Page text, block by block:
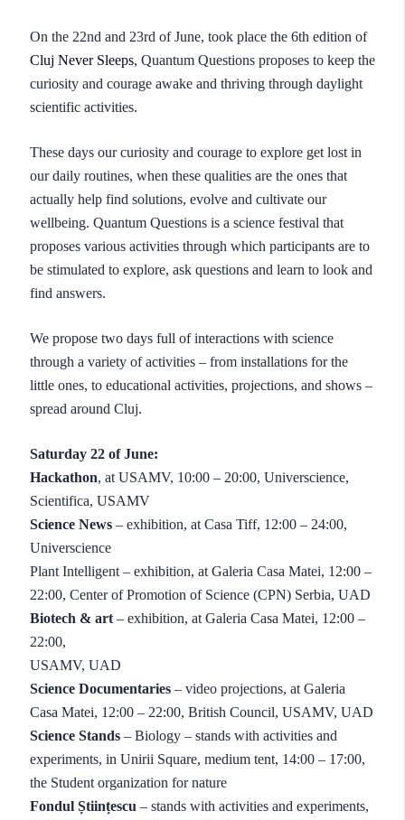
On the 22nd and 23rd of June, took place the 6th edition of
Cluj Never Sleeps, Quantum Questions proposes to keep the
curiosity and courage awake and thriving through daylight
scientific activities.
These days our curiosity and courage to explore get lost in
our daily routines, when these qualities are the ones that
actually help find solutions, evolve and cultivate our
wellbeing. Quantum Questions is a science festival that
proposes various activities through which participants are to
be stimulated to explore, ask questions and learn to look and
find answers.
We propose two days full of interactions with science
through a variety of activities – from installations for the
little ones, to educational activities, projections, and shows –
spread around Cluj.
Saturday 22 of June:
Hackathon, at USAMV, 10:00 – 20:00, Universcience,
Scientifica, USAMV
Science News– exhibition, at Casa Tiff, 12:00 – 24:00,
Universcience
Plant Intelligent – exhibition, at Galeria Casa Matei, 12:00 –
22:00, Center of Promotion of Science (CPN) Serbia, UAD
Biotech & art– exhibition, at Galeria Casa Matei, 12:00 –
22:00,
USAMV, UAD
Science Documentaries– video projections, at Galeria
Casa Matei, 12:00 – 22:00, British Council, USAMV, UAD
Science Stands– Biology – stands with activities and
experiments, in Unirii Square, medium tent, 14:00 – 17:00,
the Student organization for nature
Fondul Științescu – stands with activities and experiments,